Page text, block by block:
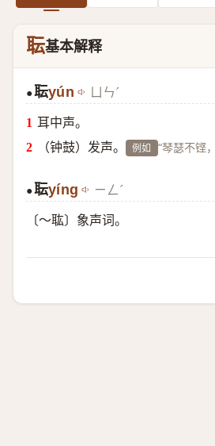
耺基本解释
●耺yún ㄩㄣˊ
耳中声。
（钟鼓）发声。
例如 “琴瑟不铿
●耺yíng ㄧㄥˊ
〔～耾〕象声词。